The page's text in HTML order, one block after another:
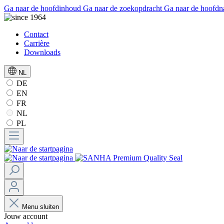
Ga naar de hoofdinhoud Ga naar de zoekopdracht Ga naar de
Contact
Carrière
Downloads
NL
DE
EN
FR
NL
PL
Menu sluiten
Jouw account